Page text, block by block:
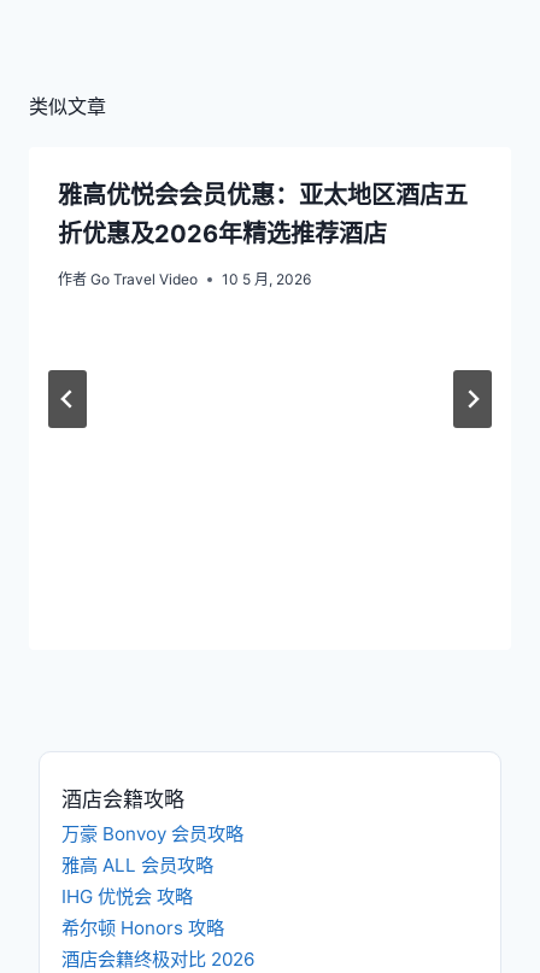
类似文章
雅高优悦会会员优惠：亚太地区酒店五
折优惠及2026年精选推荐酒店
作者 Go Travel Video 10 5 月, 2026
酒店会籍攻略
万豪 Bonvoy 会员攻略
雅高 ALL 会员攻略
IHG 优悦会 攻略
希尔顿 Honors 攻略
酒店会籍终极对比 2026